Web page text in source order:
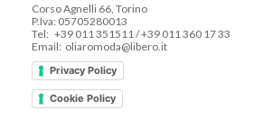
Corso Agnelli 66, Torino
P.Iva: 05705280013
Tel: +39 011 351511 / +39 011 360 17 33
Email: oliaromoda@libero.it
Privacy Policy
Cookie Policy